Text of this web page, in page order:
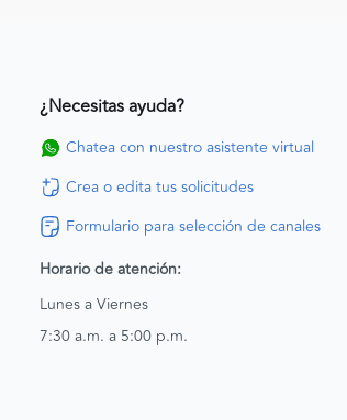
¿Necesitas ayuda?
Chatea con nuestro asistente virtual
Crea o edita tus solicitudes
Formulario para selección de canales
Horario de atención:
Lunes a Viernes
7:30 a.m. a 5:00 p.m.